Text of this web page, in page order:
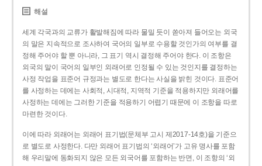
해설
세계 각국과의 교류가 활발해짐에 따라 물밀 듯이 쏟아져 들어오는 외국
의 말은 지속적으로 조사하여 국어의 일부로 수용할 것인가의 여부를 결
정해 주어야 할 뿐 아니라, 그 표기 역시 결정해 주어야 한다. 이 조항은
외국의 말이 국어의 일부인 외래어로 인정될 수 있는 것인지를 결정하는
사정 작업을 표준어 규정과는 별도로 한다는 사실을 밝힌 것이다. 표준어
를 사정하는 데에는 사회적, 시대적, 지역적 기준을 적용하지만 외래어를
사정하는 데에는 그러한 기준을 적용하기 어렵기 때문에 이 조항을 따로
마련한 것이다.
이에 따라 외래어는 외래어 표기법(문체부 고시 제2017-14호)을 기준으
로 별도로 사정한다. 다만 외래어 표기법의 ‘외래어’가 고유 명사를 포함
해 우리말에 동화되지 않은 모든 외국어를 포함하는 반면, 이 조항의 ‘외